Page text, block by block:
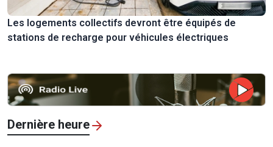
Les logements collectifs devront être équipés de
stations de recharge pour véhicules électriques
Dernière heure